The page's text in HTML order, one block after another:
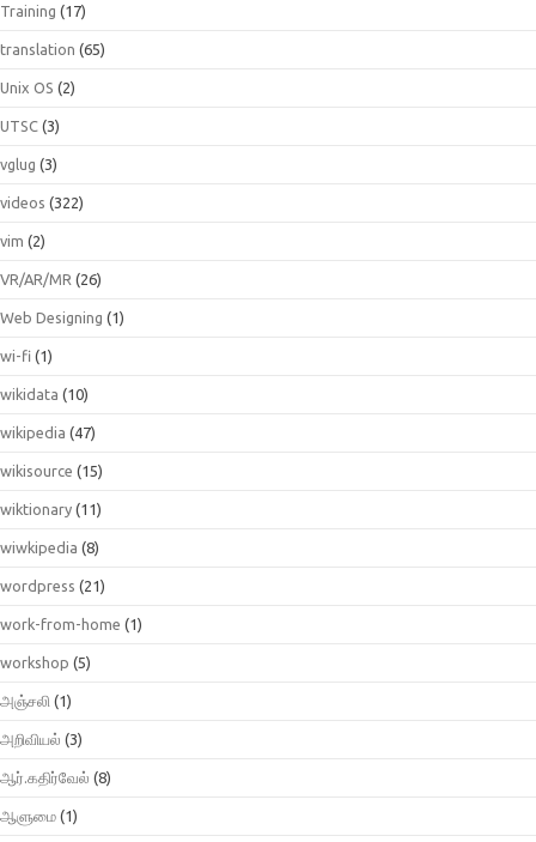
Training (17)
translation (65)
Unix OS (2)
UTSC (3)
vglug (3)
videos (322)
vim (2)
VR/AR/MR (26)
Web Designing (1)
wi-fi (1)
wikidata (10)
wikipedia (47)
wikisource (15)
wiktionary (11)
wiwkipedia (8)
wordpress (21)
work-from-home (1)
workshop (5)
அஞ்சலி (1)
அறிவியல் (3)
ஆர்.கதிர்வேல் (8)
ஆளுமை (1)